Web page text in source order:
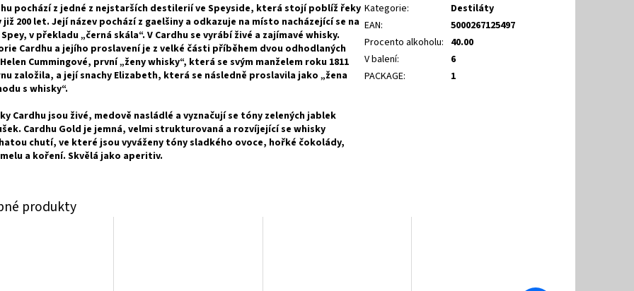
pochází z jedné z nejstarších destilerií ve Speyside, která stojí poblíž řeky
již 200 let. Její název pochází z gaelšiny a odkazuje na místo nacházející se na
v překladu „černá skála“. V Cardhu se vyrábí živé a zajímavé whisky.
Cardhu a jejího proslavení je z velké části příběhem dvou odhodlaných
Cummingové, první „ženy whisky“, která se svým manželem roku 1811
založila, a její snachy Elizabeth, která se následně proslavila jako „žena
s whisky“.
Cardhu jsou živé, medově nasládlé a vyznačují se tóny zelených jablek
Cardhu Gold je jemná, velmi strukturovaná a rozvíjející se whisky
chutí, ve které jsou vyváženy tóny sladkého ovoce, hořké čokolády,
a koření. Skvělá jako aperitiv.
Kategorie:
Destiláty
EAN:
5000267125497
Procento alkoholu: 40.00
V balení:
6
PACKAGE: 1